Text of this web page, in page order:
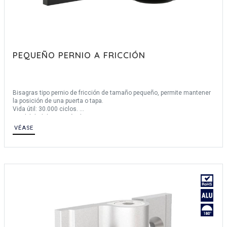
PEQUEÑO PERNIO A FRICCIÓN
Bisagras tipo pernio de fricción de tamaño pequeño, permite mantener
la posición de una puerta o tapa.
Vida útil: 30.000 ciclos.
Temperatura de utilización : -20°C / +70°C.
VÉASE